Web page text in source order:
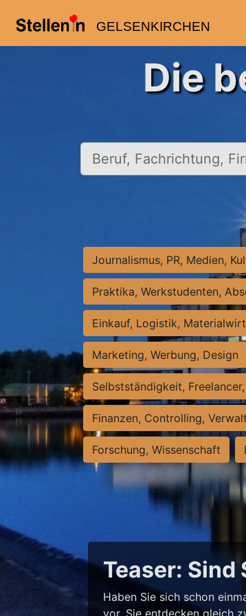
GELSENKIRCHEN
Die
Beruf, Fachrichtung, Firma
Journalismus, PR, Medien,
Praktika, Werkstudenten,
Einkauf, Logistik,
Marketing, Werbung, Design
Selbstständigkeit,
Finanzen, Controlling,
Forschung, Wissenschaft
Teaser: Sind
Haben Sie sich schon